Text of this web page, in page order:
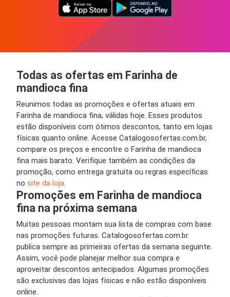
Todas as ofertas em Farinha de
mandioca fina
Reunimos todas as promoções e ofertas atuais em
Farinha de mandioca fina, válidas hoje. Esses produtos
estão disponíveis com ótimos descontos, tanto em lojas
físicas quanto online. Acesse Catalogosofertas.com.br,
compare os preços e encontre o Farinha de mandioca
fina mais barato. Verifique também as condições da
promoção, como entrega gratuita ou regras específicas
no site da loja.
Promoções em Farinha de mandioca
fina na próxima semana
Muitas pessoas montam sua lista de compras com base
nas promoções futuras. Catalogosofertas.com.br
publica sempre as primeiras ofertas da semana seguinte.
Assim, você pode planejar melhor sua compra e
aproveitar descontos antecipados. Algumas promoções
são exclusivas das lojas físicas e não estão disponíveis
online.